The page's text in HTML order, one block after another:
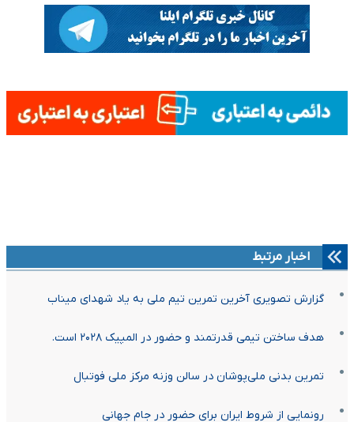
اخبار مرتبط
گزارش تصویری آخرین تمرین تیم ملی به یاد شهدای میناب
هدف ساختن تیمی قدرتمند و حضور در المپیک ۲۰۲۸ است.
تمرین بدنی ملی‌پوشان در سالن وزنه مرکز ملی فوتبال
رونمایی از شروط ایران برای حضور در جام جهانی